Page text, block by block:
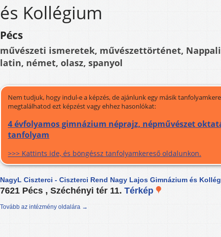
és Kollégium
Pécs
művészeti ismeretek, művészettörténet,
latin, német, olasz, spanyol
Nem tudjuk, hogy indul-e a képzés, de ajánlunk egy másik
megtalálhatod ezt képzést vagy ehhez hasonlókat:
4 évfolyamos gimnázium néprajz, népművészet
tanfolyam
>>> Kattints ide, és böngéssz tanfolyamkereső oldalunkon.
NagyL Ciszterci - Ciszterci Rend Nagy Lajos Gimnázium és
7621 Pécs , Széchényi tér 11. Térkép
Tovább az intézmény oldalára →